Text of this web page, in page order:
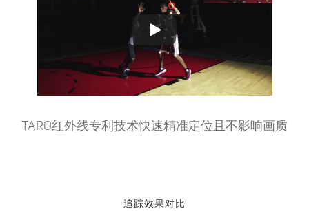
Play
Video
TARO红外线专利技术快速精准定位且不影响画质
追踪效果对比